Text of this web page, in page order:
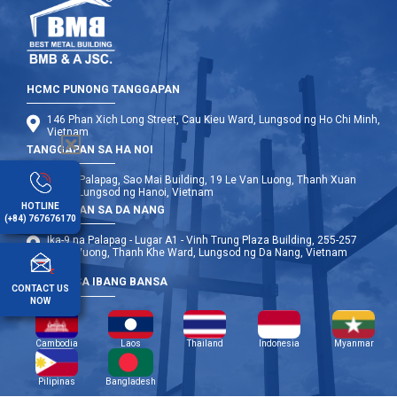
HCMC PUNONG TANGGAPAN
146 Phan Xich Long Street, Cau Kieu Ward, Lungsod ng Ho Chi Minh,
Vietnam
TANGGAPAN SA HA NOI
Ika-12 Palapag, Sao Mai Building, 19 Le Van Luong, Thanh Xuan
Ward, Lungsod ng Hanoi, Vietnam
TANGGAPAN SA DA NANG
Ika-9 na Palapag - Lugar A1 - Vinh Trung Plaza Building, 255-257
Hung Vuong, Thanh Khe Ward, Lungsod ng Da Nang, Vietnam
OPISINA SA IBANG BANSA
Cambodia Laos Thailand Indonesia Myanmar
Pilipinas Bangladesh
HOTLINE
(+84) 767676170
CONTACT US
NOW